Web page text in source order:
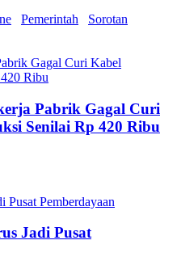
Pemerintah
Sorotan
Pabrik Gagal Curi
Senilai Rp 420 Ribu
Jadi Pusat